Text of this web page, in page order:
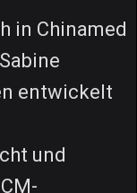
in Chinamed
entwickelt
und